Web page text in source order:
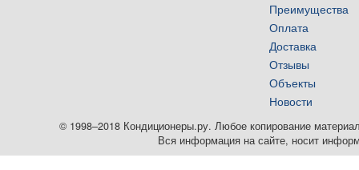
Преимущества
Оплата
Доставка
Отзывы
Объекты
Новости
© 1998–2018 Кондиционеры.ру. Любое копирование
Вся информация на сайте, носит